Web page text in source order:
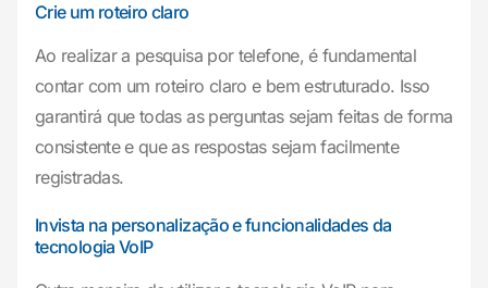
Crie um roteiro claro
Ao realizar a pesquisa por telefone, é fundamental
contar com um roteiro claro e bem estruturado. Isso
garantirá que todas as perguntas sejam feitas de forma
consistente e que as respostas sejam facilmente
registradas.
Invista na personalização e funcionalidades da
tecnologia VoIP